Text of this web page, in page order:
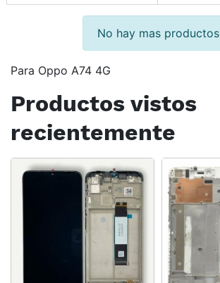
No hay mas productos
Para Oppo A74 4G
Productos vistos
recientemente